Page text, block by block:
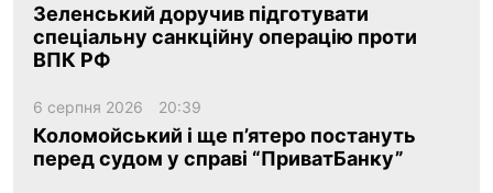
Зеленський доручив підготувати
спеціальну санкційну операцію проти
ВПК РФ
6 серпня 2026 20:39
Коломойський і ще п’ятеро постануть
перед судом у справі “ПриватБанку”